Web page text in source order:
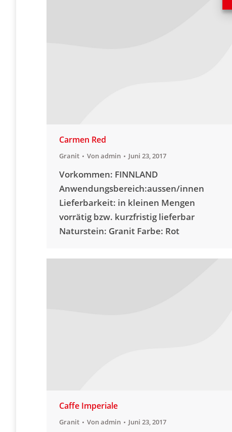
Carmen Red
Granit Vonadmin Juni 23, 2017
Vorkommen: FINNLAND
Anwendungsbereich:aussen/innen
Lieferbarkeit: in kleinen Mengen
vorrätig bzw. kurzfristig lieferbar
Naturstein: Granit Farbe: Rot
Caffe Imperiale
Granit Vonadmin Juni 23, 2017